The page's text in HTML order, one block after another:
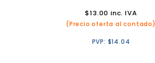
$13.00 inc. IVA
(Precio oferta al contado)
PVP: $14.04